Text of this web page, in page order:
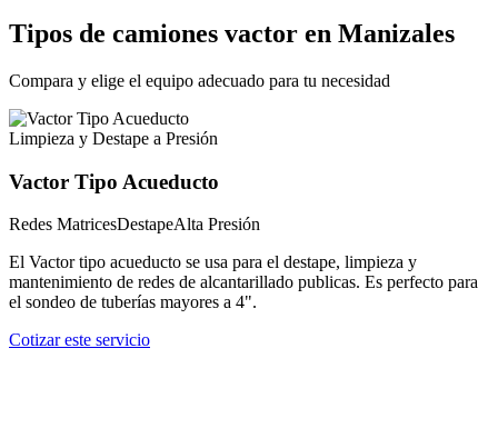
Tipos de camiones vactor en Manizales
Compara y elige el equipo adecuado para tu necesidad
Limpieza y Destape a Presión
Vactor Tipo Acueducto
Redes MatricesDestapeAlta Presión
El Vactor tipo acueducto se usa para el destape, limpieza y
mantenimiento de redes de alcantarillado publicas. Es perfecto para
el sondeo de tuberías mayores a 4".
Cotizar este servicio